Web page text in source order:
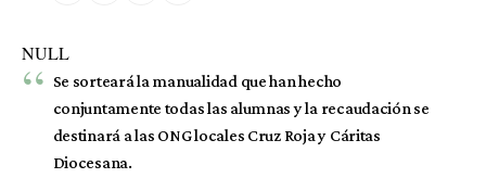
NULL
Se sorteará la manualidad que han hecho
conjuntamente todas las alumnas y la recaudación se
destinará a las ONG locales Cruz Roja y Cáritas
Diocesana.